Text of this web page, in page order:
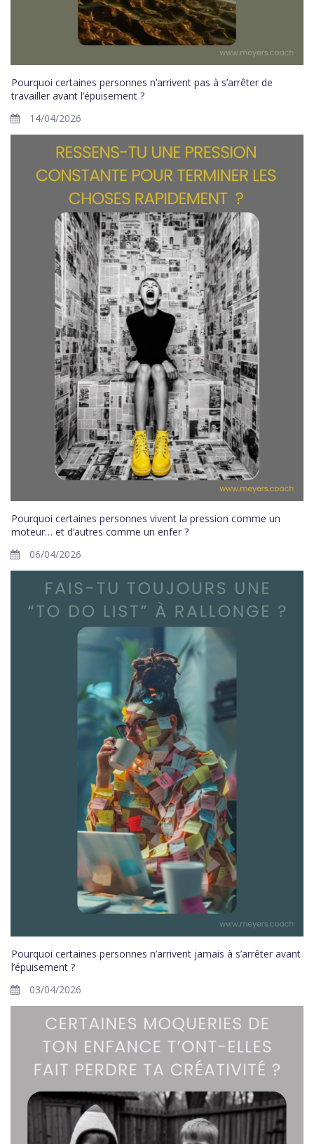
Pourquoi certaines personnes n’arrivent pas à s’arrêter de
travailler avant l’épuisement ?
14/04/2026
Pourquoi certaines personnes vivent la pression comme un
moteur… et d’autres comme un enfer ?
06/04/2026
Pourquoi certaines personnes n’arrivent jamais à s’arrêter avant
l’épuisement ?
03/04/2026